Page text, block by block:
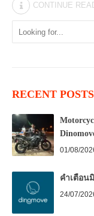
CONTINUE
RECENT POSTS
01/08/
คำเตือน
24/07/